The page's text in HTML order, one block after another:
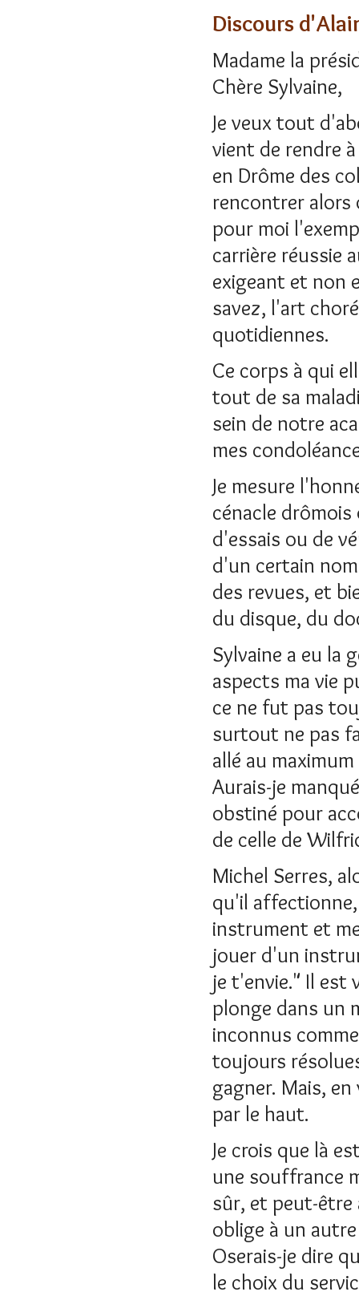
Discours
Madame la
Chère Sylvaine,
Je veux tout
vient de rendre
en Drôme des
rencontrer alors
pour moi
carrière réussie
exigeant et non
savez, l'art
quotidiennes.
Ce corps à qui
tout de sa
sein de notre
mes
Je mesure
cénacle drômois
d'essais ou de
d'un certain
des revues, et
du disque, du
Sylvaine a eu la
aspects ma vie
ce ne fut pas
surtout ne pas
allé au
Aurais-je
obstiné pour
de celle de
Michel Serres,
qu'il
instrument et
jouer d'un
je t'envie." Il est
plonge dans un
inconnus
toujours
gagner. Mais,
par le haut.
Je crois que là
une souffrance
sûr, et peut-être
oblige à un
Oserais-je dire
le choix du